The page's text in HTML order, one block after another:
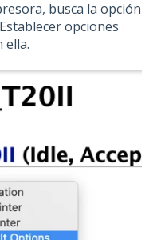
busca la opción
opciones
ella.